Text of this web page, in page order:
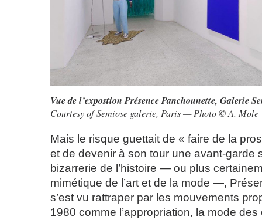
Vue de l’expostion Présence Panchounette, Galerie
Courtesy of Semiose galerie, Paris — Photo © A. Mole
Mais le risque guettait de « faire de la
et de devenir à son tour une avant-garde
bizarrerie de l’histoire — ou plus
mimétique de l’art et de la mode —,
s’est vu rattraper par les mouvements
1980 comme l’appropriation, la mode des